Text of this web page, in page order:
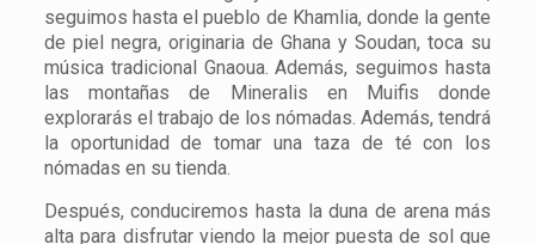
seguimos hasta el pueblo de Khamlia, donde la gente
de piel negra, originaria de Ghana y Soudan, toca su
música tradicional Gnaoua. Además, seguimos hasta
las montañas de Mineralis en Muifis donde
explorarás el trabajo de los nómadas. Además, tendrá
la oportunidad de tomar una taza de té con los
nómadas en su tienda.
Después, conduciremos hasta la duna de arena más
alta para disfrutar viendo la mejor puesta de sol que